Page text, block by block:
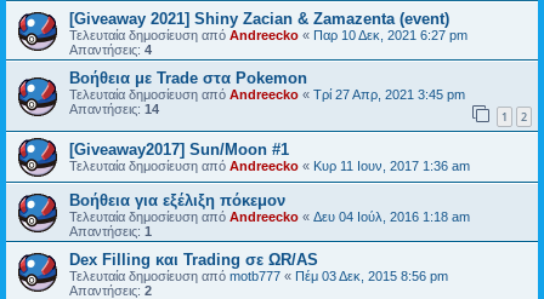
[Giveaway 2021] Shiny Zacian & Zamazenta (event)
Τελευταία δημοσίευση από Andreecko « Παρ 10 Δεκ, 2021 6:27 pm
Απαντήσεις: 4
Βοήθεια με Trade στα Pokemon
Τελευταία δημοσίευση από Andreecko « Τρί 27 Απρ, 2021 3:45 pm
Απαντήσεις: 14 1 2
[Giveaway2017] Sun/Moon #1
Τελευταία δημοσίευση από Andreecko « Κυρ 11 Ιουν, 2017 1:36 am
Βοήθεια για εξέλιξη πόκεμον
Τελευταία δημοσίευση από Andreecko « Δευ 04 Ιούλ, 2016 1:18 am
Απαντήσεις: 1
Dex Filling και Trading σε ΩR/AS
Τελευταία δημοσίευση από motb777 « Πέμ 03 Δεκ, 2015 8:56 pm
Απαντήσεις: 2